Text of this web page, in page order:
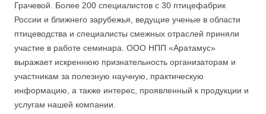
Грачевой. Более 200 специалистов с 30 птицефабрик
России и ближнего зарубежья, ведущие ученые в области
птицеводства и специалисты смежных отраслей приняли
участие в работе семинара. ООО НПП «Аратамус»
выражает искреннюю признательность организаторам и
участникам за полезную научную, практическую
информацию, а также интерес, проявленный к продукции и
услугам нашей компании.